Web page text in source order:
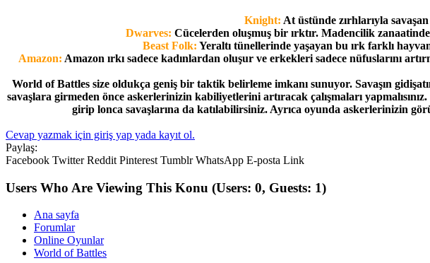
Knight: At üstünde zırhlarıyla
Dwarves: Cücelerden oluşmuş bir ırktır. Madencilik
Beast Folk: Yeraltı tünellerinde yaşayan bu ırk farklı
Amazon: Amazon ırkı sadece kadınlardan oluşur ve erkekleri sadece nüfuslarını
World of Battles size oldukça geniş bir taktik belirleme imkanı sunuyor. Savaşın
savaşlara girmeden önce askerlerinizin kabiliyetlerini artıracak çalışmaları
girip lonca savaşlarına da katılabilirsiniz. Ayrıca oyunda askerlerinizin
Cevap yazmak için giriş yap yada kayıt ol.
Paylaş:
Facebook Twitter Reddit Pinterest Tumblr WhatsApp E-posta Link
Users Who Are Viewing This Konu (Users: 0, Guests: 1)
Ana sayfa
Forumlar
Online Oyunlar
World of Battles